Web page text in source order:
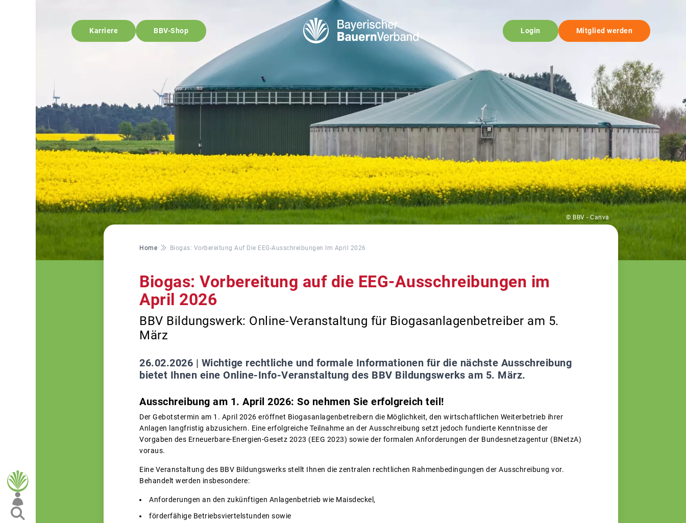
Karriere BBV-Shop Login Mitglied werden
© BBV - Canva
Pfadnavigation
Home Biogas: Vorbereitung Auf Die EEG-Ausschreibungen Im April 2026
Biogas: Vorbereitung auf die EEG-Ausschreibungen im
April 2026
BBV Bildungswerk: Online-Veranstaltung für Biogasanlagenbetreiber am 5.
März
26.02.2026 | Wichtige rechtliche und formale Informationen für die nächste Ausschreibung
bietet Ihnen eine Online-Info-Veranstaltung des BBV Bildungswerks am 5. März.
Ausschreibung am 1. April 2026: So nehmen Sie erfolgreich teil!
Der Gebotstermin am 1. April 2026 eröffnet Biogasanlagenbetreibern die Möglichkeit, den wirtschaftlichen Weiterbetrieb ihrer
Anlagen langfristig abzusichern. Eine erfolgreiche Teilnahme an der Ausschreibung setzt jedoch fundierte Kenntnisse der
Vorgaben des Erneuerbare-Energien-Gesetz 2023 (EEG 2023) sowie der formalen Anforderungen der Bundesnetzagentur (BNetzA)
voraus.
Eine Veranstaltung des BBV Bildungswerks stellt Ihnen die zentralen rechtlichen Rahmenbedingungen der Ausschreibung vor.
Behandelt werden insbesondere:
Anforderungen an den zukünftigen Anlagenbetrieb wie Maisdeckel,
förderfähige Betriebsviertelstunden sowie